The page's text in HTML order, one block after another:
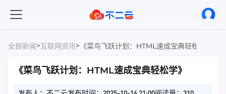
全部新闻>互联网资讯> 《菜鸟飞跃计划：HTML速成宝典轻松学》
《菜鸟飞跃计划：HTML速成宝典轻松学》